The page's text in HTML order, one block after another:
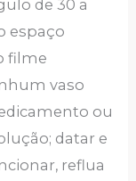
de 30 a
espaço
filme
vaso
ou
datar e
reflua